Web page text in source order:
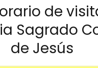
de
Sagrado
de Jesús